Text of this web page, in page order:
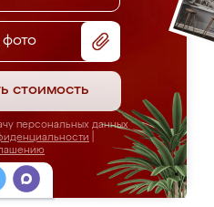
фото
стоимость
персональных данных